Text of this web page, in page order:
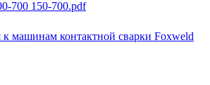
700 150-700.pdf
машинам контактной сварки Foxweld